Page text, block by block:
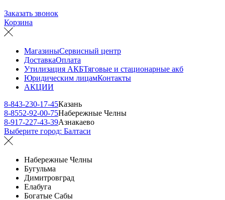
Заказать звонок
Корзина
МагазиныСервисный центр
ДоставкаОплата
Утилизация АКБТяговые и стационарные акб
Юридическим лицамКонтакты
АКЦИИ
8-843-230-17-45Казань
8-8552-92-00-75Набережные Челны
8-917-227-43-39Азнакаево
Выберите город: Балтаси
Набережные Челны
Бугульма
Димитровград
Елабуга
Богатые Сабы